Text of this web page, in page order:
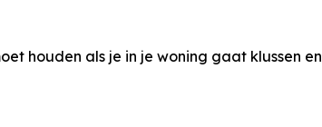
houden als je in je woning gaat klussen en